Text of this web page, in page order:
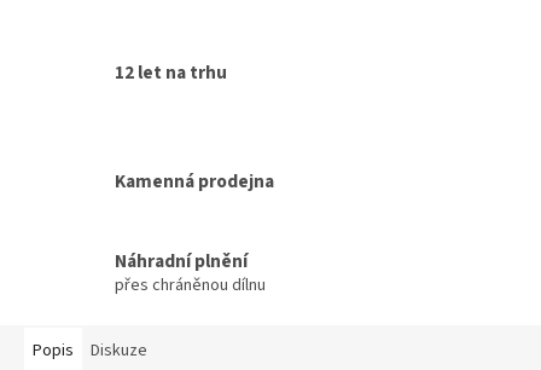
12 let na trhu
Kamenná prodejna
Náhradní plnění
přes chráněnou dílnu
Popis Diskuze